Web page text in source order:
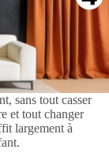
sans tout casser
et tout changer
largement à